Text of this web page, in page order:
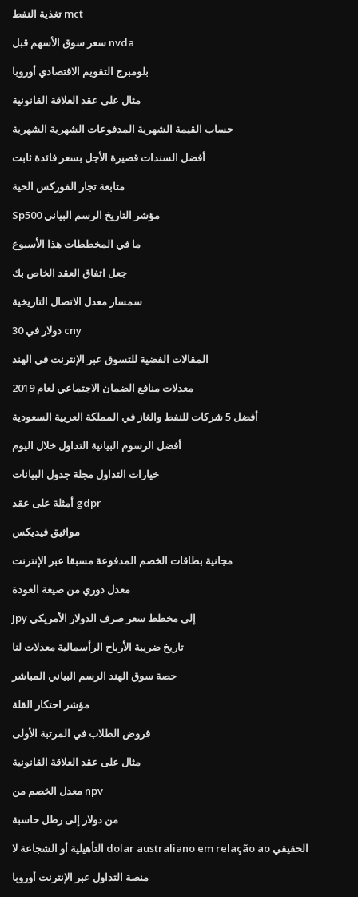
تغذية النفط mct
سعر سوق الأسهم قبل nvda
بلومبرج التقويم الاقتصادي أوروبا
مثال على عقد العلاقة القانونية
حساب القيمة الشهرية المدفوعات الشهرية الشهرية
أفضل السندات قصيرة الأجل بسعر فائدة ثابت
متابعة تجار الفوركس الحية
Sp500 مؤشر التاريخ الرسم البياني
ما في المخططات هذا الأسبوع
جعل اتفاق العقد الخاص بك
سمسار معدل الاتصال التاريخية
30 دولار في cny
المقالات الفضية للتسوق عبر الإنترنت في الهند
معدلات منافع الضمان الاجتماعي لعام 2019
أفضل 5 شركات للنفط والغاز في المملكة العربية السعودية
أفضل الرسوم البيانية التداول خلال اليوم
خيارات التداول مجلة جدول البيانات
أمثلة على عقد gdpr
مواثيق فيديكس
مجانية بطاقات الخصم المدفوعة مسبقا عبر الإنترنت
معدل دوري من صيغة العودة
Jpy إلى مخطط سعر صرف الدولار الأمريكي
تاريخ ضريبة الأرباح الرأسمالية معدلات لنا
حصة سوق الهند الرسم البياني المباشر
مؤشر احتكار القلة
قروض الطلاب في المرتبة الأولى
مثال على عقد العلاقة القانونية
معدل الخصم من npv
من دولار إلى رطل حاسبة
التأهيلية أو الشجاعة لا dolar australiano em relação ao الحقيقي
منصة التداول عبر الإنترنت أوروبا